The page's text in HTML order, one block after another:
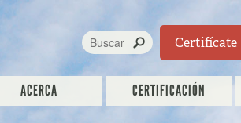
Certifícate
ACERCA CERTIFICACIÓN